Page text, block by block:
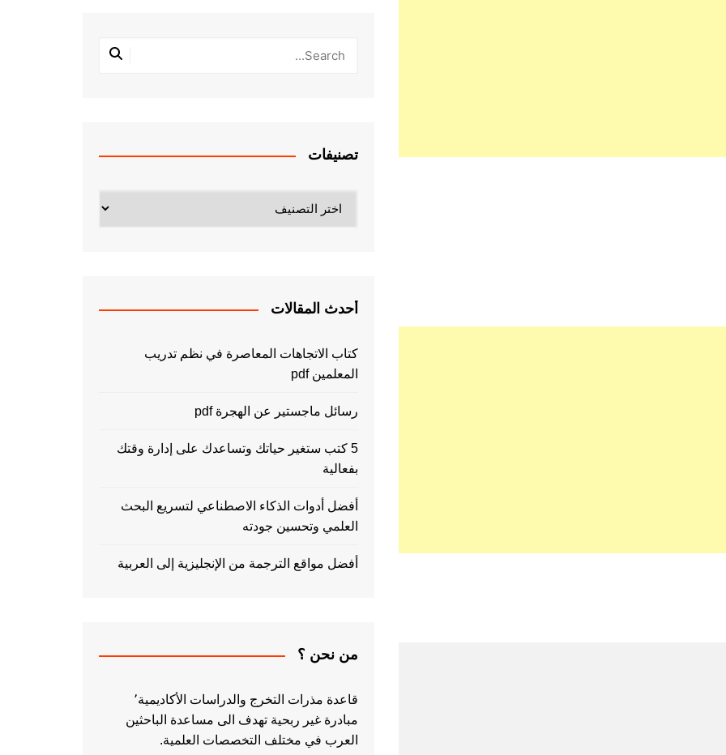
تصنيفات
أحدث المقالات
كتاب الاتجاهات المعاصرة في نظم تدريب
المعلمين pdf
رسائل ماجستير عن الهجرة pdf
5 كتب ستغير حياتك وتساعدك على إدارة وقتك
بفعالية
أفضل أدوات الذكاء الاصطناعي لتسريع البحث
العلمي وتحسين جودته
أفضل مواقع الترجمة من الإنجليزية إلى العربية
من نحن ؟
قاعدة مذرات التخرج والدراسات الأكاديمية٬
مبادرة غير ربحية تهدف الى مساعدة الباحثين
العرب في مختلف التخصصات العلمية.